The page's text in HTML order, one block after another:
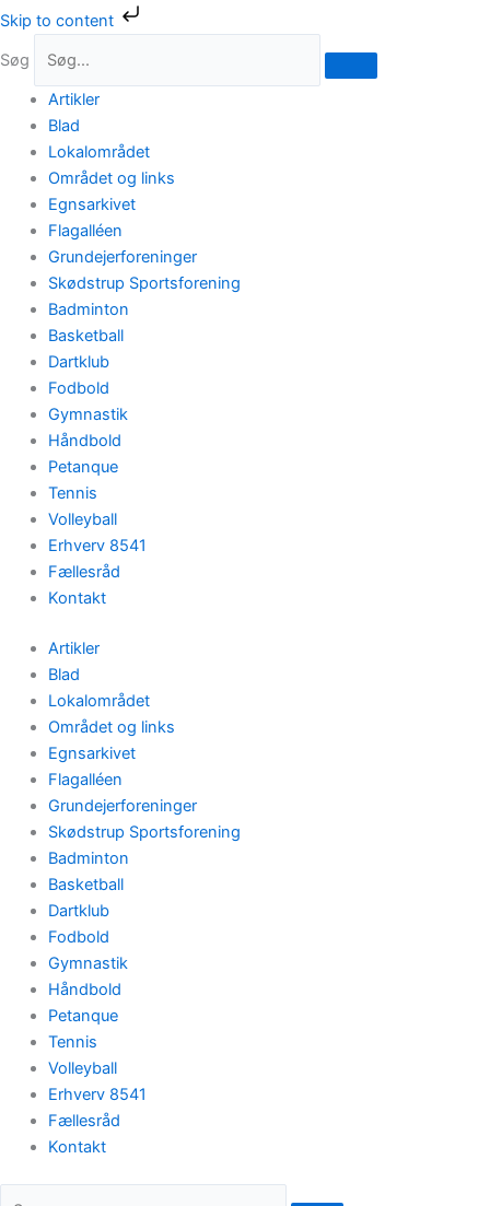
Skip to content
Gå
indholdet
Søg
Artikler
Blad
Lokalområdet
Området og links
Egnsarkivet
Flagalléen
Grundejerforeninger
Skødstrup Sportsforening
Badminton
Basketball
Dartklub
Fodbold
Gymnastik
Håndbold
Petanque
Tennis
Volleyball
Erhverv 8541
Fællesråd
Kontakt
Artikler
Blad
Lokalområdet
Området og links
Egnsarkivet
Flagalléen
Grundejerforeninger
Skødstrup Sportsforening
Badminton
Basketball
Dartklub
Fodbold
Gymnastik
Håndbold
Petanque
Tennis
Volleyball
Erhverv 8541
Fællesråd
Kontakt